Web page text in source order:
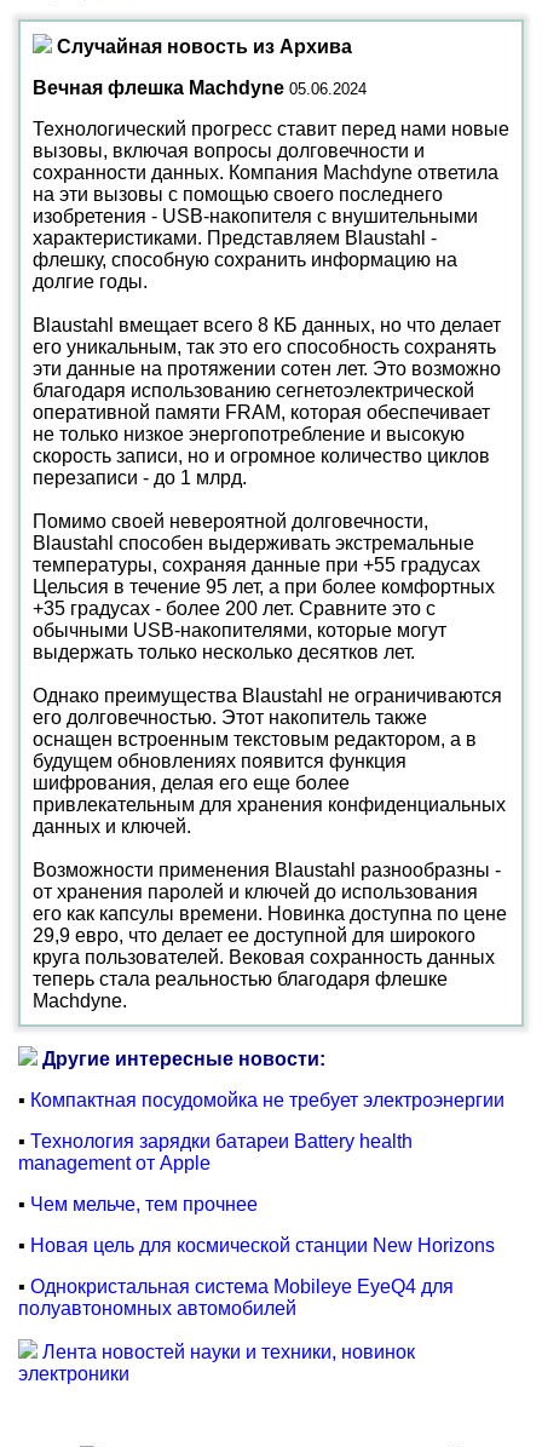
Случайная новость из Архива
Вечная флешка Machdyne 05.06.2024
Технологический прогресс ставит перед нами новые
вызовы, включая вопросы долговечности и
сохранности данных. Компания Machdyne ответила
на эти вызовы с помощью своего последнего
изобретения - USB-накопителя с внушительными
характеристиками. Представляем Blaustahl -
флешку, способную сохранить информацию на
долгие годы.
Blaustahl вмещает всего 8 КБ данных, но что делает
его уникальным, так это его способность сохранять
эти данные на протяжении сотен лет. Это возможно
благодаря использованию сегнетоэлектрической
оперативной памяти FRAM, которая обеспечивает
не только низкое энергопотребление и высокую
скорость записи, но и огромное количество циклов
перезаписи - до 1 млрд.
Помимо своей невероятной долговечности,
Blaustahl способен выдерживать экстремальные
температуры, сохраняя данные при +55 градусах
Цельсия в течение 95 лет, а при более комфортных
+35 градусах - более 200 лет. Сравните это с
обычными USB-накопителями, которые могут
выдержать только несколько десятков лет.
Однако преимущества Blaustahl не ограничиваются
его долговечностью. Этот накопитель также
оснащен встроенным текстовым редактором, а в
будущем обновлениях появится функция
шифрования, делая его еще более
привлекательным для хранения конфиденциальных
данных и ключей.
Возможности применения Blaustahl разнообразны -
от хранения паролей и ключей до использования
его как капсулы времени. Новинка доступна по цене
29,9 евро, что делает ее доступной для широкого
круга пользователей. Вековая сохранность данных
теперь стала реальностью благодаря флешке
Machdyne.
Другие интересные новости:
▪ Компактная посудомойка не требует электроэнергии
▪ Технология зарядки батареи Battery health
management от Apple
▪ Чем мельче, тем прочнее
▪ Новая цель для космической станции New Horizons
▪ Однокристальная система Mobileye EyeQ4 для
полуавтономных автомобилей
Лента новостей науки и техники, новинок
электроники